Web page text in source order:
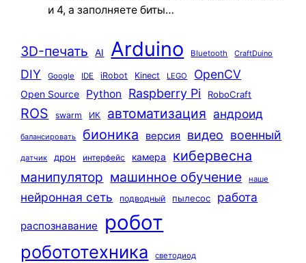
и 4, а заполняете биты…
3D-печать AI Arduino Bluetooth CraftDuino
DIY Google IDE iRobot Kinect LEGO OpenCV
Open Source Python Raspberry Pi RoboCraft
ROS swarm ИК автоматизация андроид
балансировать бионика версия видео военный
датчик дрон интерфейс камера кибервесна
манипулятор машинное обучение наше
нейронная сеть подводный пылесос работа
распознавание робот
робототехника светодиод